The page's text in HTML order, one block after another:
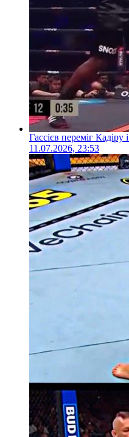
Гассієв переміг
11.07.2026, 23:53